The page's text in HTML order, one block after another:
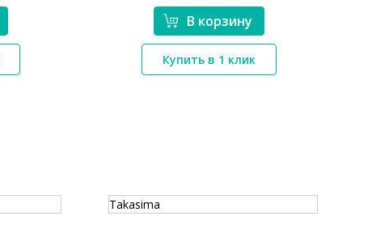
*}
В корзину
Купить в 1 клик
Takasima